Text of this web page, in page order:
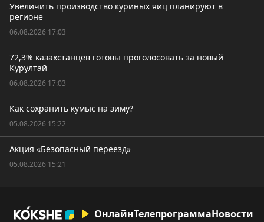
Увеличить производство куриных яиц планируют в
регионе
06.08.2026 17:03
72,3% казахстанцев готовы проголосовать за новый
Курултай
06.08.2026 17:03
Как сохранить кумыс на зиму?
05.08.2026 15:22
Акция «Безопасный переезд»
05.08.2026 15:21
ОнлайнТелепрограммаНовости